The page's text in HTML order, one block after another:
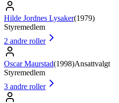
Hilde Jordnes Lysaker(1979)
Styremedlem
2 andre roller
Oscar Maurstad(1998)Ansattvalgt
Styremedlem
3 andre roller